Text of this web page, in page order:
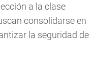
a la clase
consolidarse en
la seguridad de